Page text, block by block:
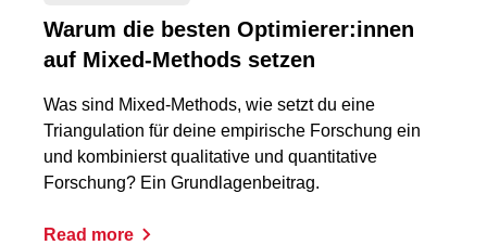
Warum die besten Optimierer:innen
auf Mixed-Methods setzen
Was sind Mixed-Methods, wie setzt du eine
Triangulation für deine empirische Forschung ein
und kombinierst qualitative und quantitative
Forschung? Ein Grundlagenbeitrag.
Read more